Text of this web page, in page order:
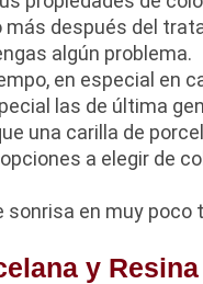
después del
algún problema.
en especial en
las de última
una carilla de
a elegir de
en muy poco
y Resina